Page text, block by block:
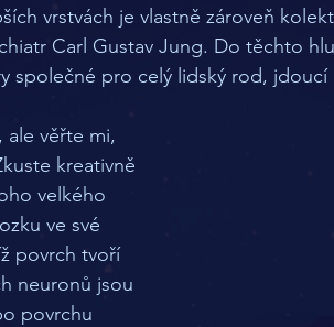
vrstvách je vlastně zároveň
Carl Gustav Jung. Do těchto
společné pro celý lidský rod, jdoucí
věřte mi,
kreativně
velkého
ve své
povrch tvoří
neuronů jsou
povrchu